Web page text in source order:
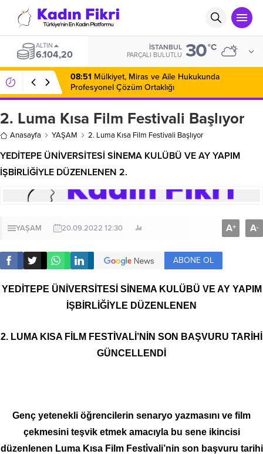
ALTIN
6.104,20
İSTANBUL
PARÇALI BULUTLU 30°C
08:51 Mülkiyet, Miras ve Aile Hukukunda
Profesyonel Çözüm Ortaklığı
2. Luma Kısa Film Festivali Başlıyor
Anasayfa YAŞAM 2. Luma Kısa Film Festivali Başlıyor
YEDİTEPE ÜNİVERSİTESİ SİNEMA KULÜBÜ VE AY YAPIM
İŞBİRLİĞİYLE DÜZENLENEN 2.
YAŞAM 20.09.2022 12:30 A+ A-
ABONE OL
YEDİTEPE ÜNİVERSİTESİ SİNEMA KULÜBÜ VE AY YAPIM
İŞBİRLİĞİYLE DÜZENLENEN
2. LUMA KISA FİLM FESTİVALİ’NİN SON BAŞVURU TARİHİ
GÜNCELLENDİ
Genç yetenekli öğrencilerin senaryo yazmasını ve film
çekmesini teşvik etmek amacıyla bu sene ikincisi
düzenlenen Luma Kısa Film Festi̇vali’nin son başvuru tarihi